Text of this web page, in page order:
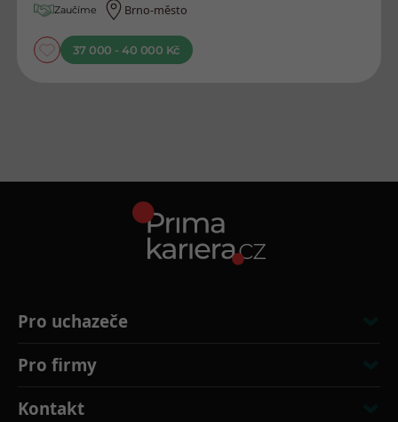
Zaučíme Brno-město
37 000 - 40 000 Kč
Pro uchazeče
Pro firmy
Kontakt